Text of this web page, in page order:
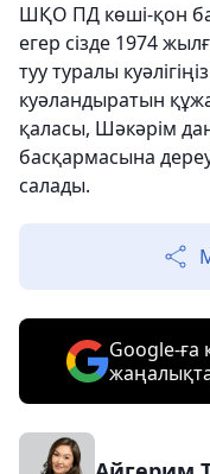
ШҚО ПД көші-қон
егер сізде 1974
туу туралы
куәландыратын
қаласы, Шәкәрім
басқармасына дереу
салады.
Google-ға